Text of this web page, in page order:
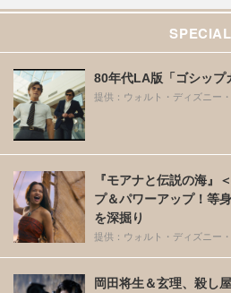
SPECIAL
80年代LA版「ゴシップ
提供：ウォルト・ディズニー
『モアナと伝説の海』
プ＆パワーアップ！等
を深掘り
提供：ウォルト・ディズニー
岡田将生＆玄理、殺し